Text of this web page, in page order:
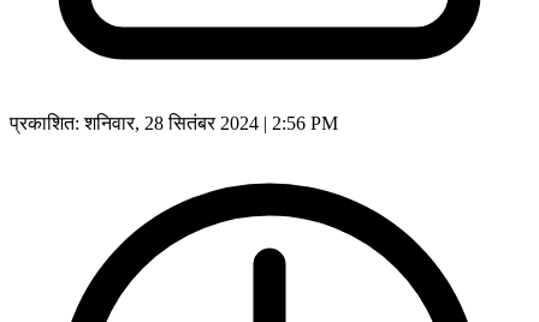
प्रकाशित:शनिवार, 28 सितंबर 2024 | 2:56 PM